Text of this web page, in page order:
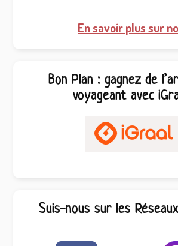
En savoir plus sur
Bon Plan : gagnez de
voyageant avec
Suis-nous sur les